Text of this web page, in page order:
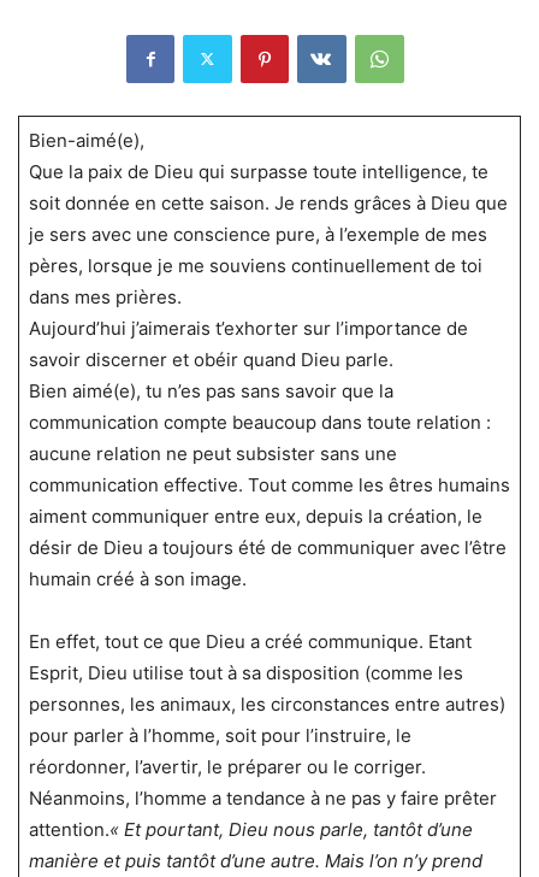
Bien-aimé(e),
Que la paix de Dieu qui surpasse toute intelligence, te
soit donnée en cette saison. Je rends grâces à Dieu que
je sers avec une conscience pure, à l’exemple de mes
pères, lorsque je me souviens continuellement de toi
dans mes prières.
Aujourd’hui j’aimerais t’exhorter sur l’importance de
savoir discerner et obéir quand Dieu parle.
Bien aimé(e), tu n’es pas sans savoir que la
communication compte beaucoup dans toute relation :
aucune relation ne peut subsister sans une
communication effective. Tout comme les êtres humains
aiment communiquer entre eux, depuis la création, le
désir de Dieu a toujours été de communiquer avec l’être
humain créé à son image.
En effet, tout ce que Dieu a créé communique. Etant
Esprit, Dieu utilise tout à sa disposition (comme les
personnes, les animaux, les circonstances entre autres)
pour parler à l’homme, soit pour l’instruire, le
réordonner, l’avertir, le préparer ou le corriger.
Néanmoins, l’homme a tendance à ne pas y faire prêter
attention.« Et pourtant, Dieu nous parle, tantôt d’une
manière et puis tantôt d’une autre. Mais l’on n’y prend